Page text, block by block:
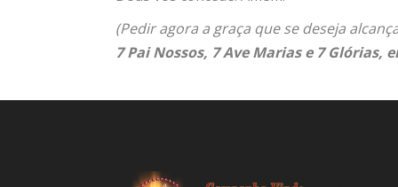
(Pedir agora a graça que se deseja
7 Pai Nossos, 7 Ave Marias e 7